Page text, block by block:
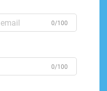
0/100
0/100